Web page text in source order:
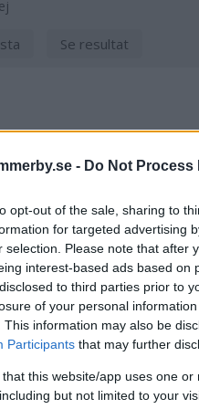
- Do Not
opt-out of the sale, sharing to
for targeted advertising
selection. Please note that after
interest-based ads based
to third parties prior to
of your personal
This information may also be
Participants that may further
that this website/app uses one
but not limited to your
Se resultat
Värnplikten